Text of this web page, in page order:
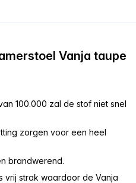
Vanja taupe
100.000 zal de stof niet snel
zorgen voor een heel
brandwerend.
vrij strak waardoor de Vanja